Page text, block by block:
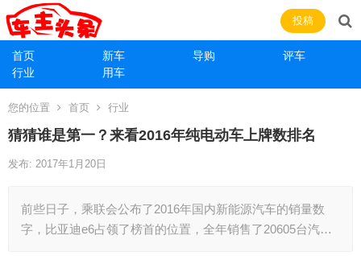
首页 新车 导购
评车
行业
用车
投稿
您的位置 首页 行业
猜猜谁是第一？来看2016年纯电动车上牌数排名
发布: 2017年1月20日
前些日子，乘联会公布了2016年国内新能源汽车的销量数
字，比亚迪e6占领了榜首的位置，全年销售了20605台汽…